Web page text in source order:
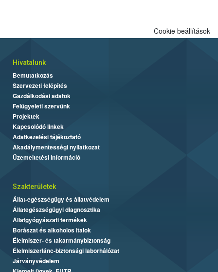
Cookie beállítások
Hivatalunk
Bemutatkozás
Szervezeti felépítés
Gazdálkodási adatok
Felügyeleti szervünk
Projektek
Kapcsolódó linkek
Adatkezelési tájékoztató
Akadálymentességi nyilatkozat
Üzemeltetési információ
Szakterületek
Állat-egészségügy és állatvédelem
Állategészségügyi diagnosztika
Állatgyógyászati termékek
Borászat és alkoholos italok
Élelmiszer- és takarmánybiztonság
Élelmiszerlánc-biztonsági laborhálózat
Járványvédelem